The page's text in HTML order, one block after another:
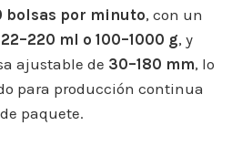
bolsas por minuto, con un
22–220 ml o 100–1000 g, y
ajustable de 30–180 mm, lo
para producción continua
paquete.